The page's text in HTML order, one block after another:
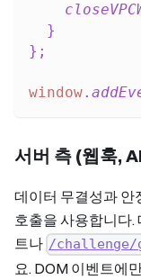
}
} ;
window.
서버 측 (웹훅,
데이터 무결성과 안
호출을 사용합니다.
트나 /
요. DOM 이벤트에